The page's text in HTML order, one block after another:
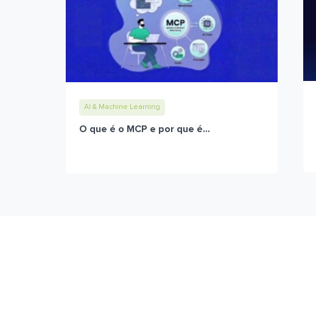
AI & Machine Learning
O que é o MCP e por que é...